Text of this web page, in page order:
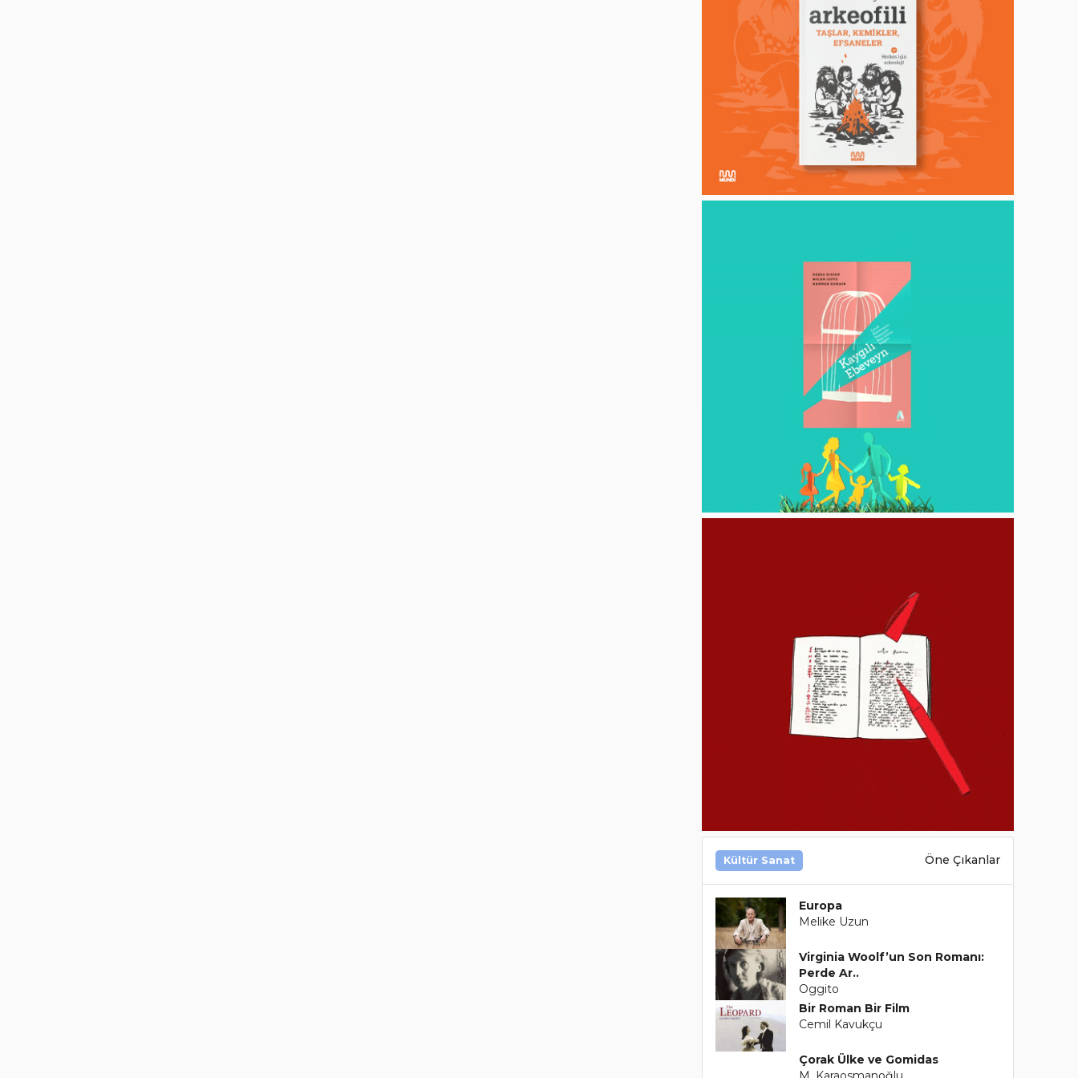
Kültür Sanat Öne Çıkanlar
Europa
Melike Uzun
Virginia Woolf’un Son Romanı:
Perde Ar..
Oggito
Bir Roman Bir Film
Cemil Kavukçu
Çorak Ülke ve Gomidas